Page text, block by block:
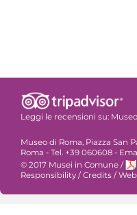
Leggi le recensioni su:
Museo di Roma, Piazza San
Roma - Tel. +39 060608 -
© 2017 Musei in Comune /
Responsibility / Credits /